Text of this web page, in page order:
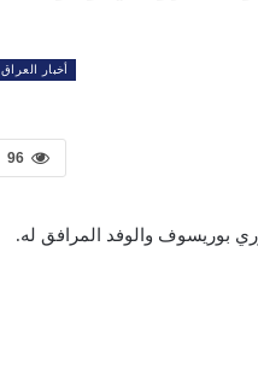
أخبار العراق
96
بوريسوف والوفد المرافق له.